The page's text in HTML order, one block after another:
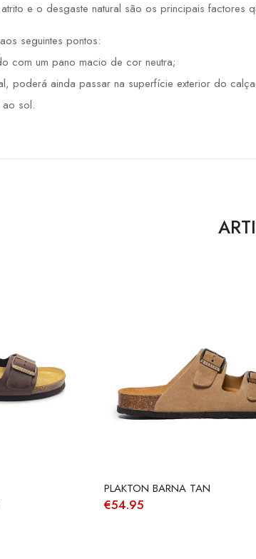
e o desgaste natural são os principais factores
seguintes pontos:
com um pano macio de cor neutra;
poderá ainda passar na superfície exterior do
sol.
PLAKTON BARNA TAN
€54.95